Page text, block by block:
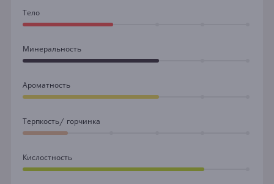
Тело
Минеральность
Ароматность
Терпкость/ горчинка
Кислостность